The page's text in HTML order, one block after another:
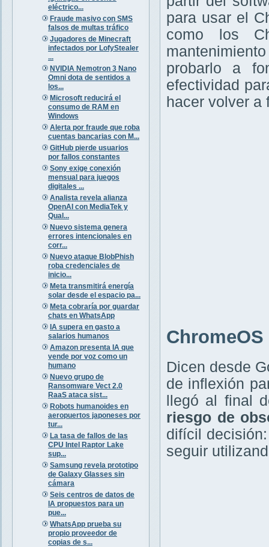
eléctrico...
Fraude masivo con SMS
falsos de multas tráfico
Jugadores de Minecraft
infectados por LofyStealer
...
NVIDIA Nemotron 3 Nano
Omni dota de sentidos a
los...
Microsoft reducirá el
consumo de RAM en
Windows
Alerta por fraude que roba
cuentas bancarias con M...
GitHub pierde usuarios
por fallos constantes
Sony exige conexión
mensual para juegos
digitales ...
Analista revela alianza
OpenAI con MediaTek y
Qual...
Nuevo sistema genera
errores intencionales en
corr...
Nuevo ataque BlobPhish
roba credenciales de
inicio...
Meta transmitirá energía
solar desde el espacio pa...
Meta cobraría por guardar
chats en WhatsApp
IA supera en gasto a
salarios humanos
Amazon presenta IA que
vende por voz como un
humano
Nuevo grupo de
Ransomware Vect 2.0
RaaS ataca sist...
Robots humanoides en
aeropuertos japoneses por
tur...
La tasa de fallos de las
CPU Intel Raptor Lake
sup...
Samsung revela prototipo
de Galaxy Glasses sin
cámara
Seis centros de datos de
IA propuestos para un
pue...
WhatsApp prueba su
propio proveedor de
copias de s...
para usar el
como los
probarlo a
efectividad
hacer volver a
Dicen desde
de inflexión
llegó al final
riesgo de
difícil
seguir